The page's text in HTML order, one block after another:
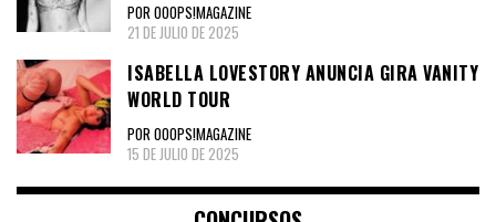
POR OOOPS!MAGAZINE
21 DE JULIO DE 2025
ISABELLA LOVESTORY ANUNCIA GIRA VANITY
WORLD TOUR
POR OOOPS!MAGAZINE
15 DE JULIO DE 2025